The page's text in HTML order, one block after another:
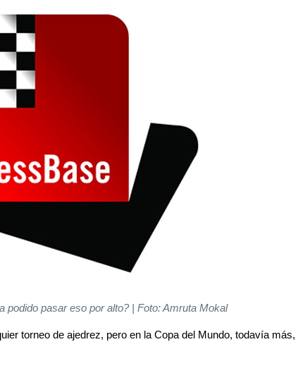
podido pasar eso por alto? | Foto: Amruta Mokal
torneo de ajedrez, pero en la Copa del Mundo, todavía más,